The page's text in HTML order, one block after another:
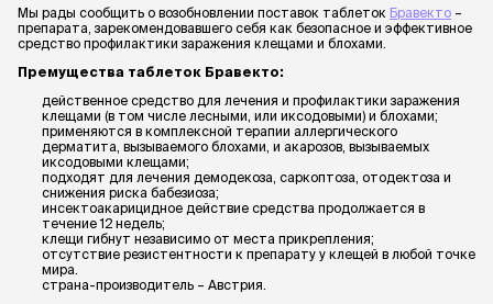
Мы рады сообщить о возобновлении поставок таблеток Бравекто –
препарата, зарекомендовавшего себя как безопасное и эффективное
средство профилактики заражения клещами и блохами.
Премущества таблеток Бравекто:
действенное средство для лечения и профилактики заражения
клещами (в том числе лесными, или иксодовыми) и блохами;
применяются в комплексной терапии аллергического
дерматита, вызываемого блохами, и акарозов, вызываемых
иксодовыми клещами;
подходят для лечения демодекоза, саркоптоза, отодектоза и
снижения риска бабезиоза;
инсектоакарицидное действие средства продолжается в
течение 12 недель;
клещи гибнут независимо от места прикрепления;
отсутствие резистентности к препарату у клещей в любой точке
мира.
страна-производитель – Австрия.